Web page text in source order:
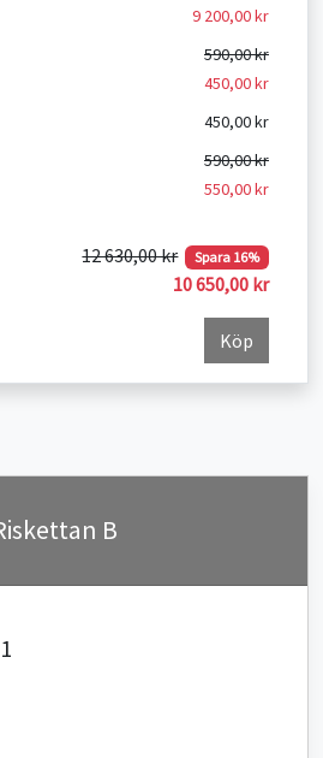
9 200,00 kr
590,00 kr
450,00 kr
450,00 kr
590,00 kr
550,00 kr
12 630,00 kr Spara 16%
10 650,00 kr
Köp
B